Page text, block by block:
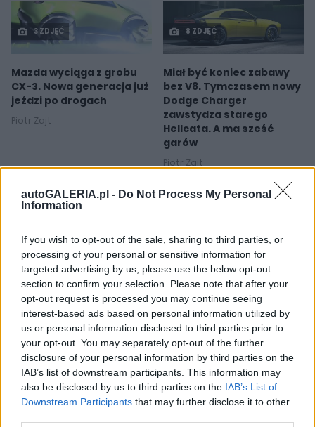
autoGALERIA.pl - Do Not Process My Personal
Information
If you wish to opt-out of the sale, sharing to third parties, or
processing of your personal or sensitive information for
targeted advertising by us, please use the below opt-out
section to confirm your selection. Please note that after your
opt-out request is processed you may continue seeing
interest-based ads based on personal information utilized by
us or personal information disclosed to third parties prior to
your opt-out. You may separately opt-out of the further
disclosure of your personal information by third parties on the
IAB’s list of downstream participants. This information may
also be disclosed by us to third parties on the IAB’s List of
Downstream Participants that may further disclose it to other
3 ZDJĘĆ
Mazda wyciąga z grobu
CX-3. Nowa generacja już
jeździ po drogach
Piotr Zajt
8 ZDJĘĆ
Miał być koniec zabawy
bez V8. Tymczasem nowy
Dodge Charger
zawstydza starego
Hellcata. A ma sześć
garów
Piotr Zajt